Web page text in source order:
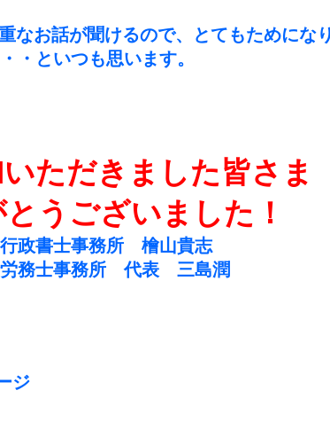
なお話が聞けるので、とてもためになり
・といつも思います。
ただきました皆さま
うございました！
行政書士事務所 檜山貴志
労務士事務所 代表 三島潤
ジ